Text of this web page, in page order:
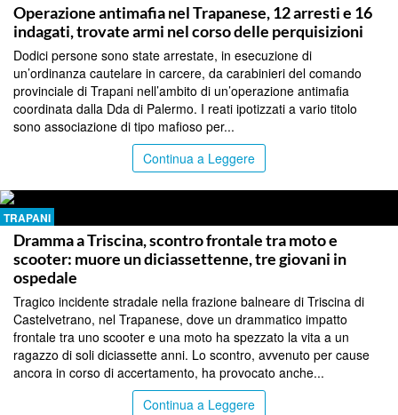
Operazione antimafia nel Trapanese, 12 arresti e 16
indagati, trovate armi nel corso delle perquisizioni
Dodici persone sono state arrestate, in esecuzione di
un’ordinanza cautelare in carcere, da carabinieri del comando
provinciale di Trapani nell’ambito di un’operazione antimafia
coordinata dalla Dda di Palermo. I reati ipotizzati a vario titolo
sono associazione di tipo mafioso per...
Continua a Leggere
TRAPANI
Dramma a Triscina, scontro frontale tra moto e
scooter: muore un diciassettenne, tre giovani in
ospedale
Tragico incidente stradale nella frazione balneare di Triscina di
Castelvetrano, nel Trapanese, dove un drammatico impatto
frontale tra uno scooter e una moto ha spezzato la vita a un
ragazzo di soli diciassette anni. Lo scontro, avvenuto per cause
ancora in corso di accertamento, ha provocato anche...
Continua a Leggere